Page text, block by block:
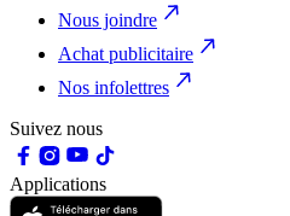
Nous joindre
Achat publicitaire
Nos infolettres
Suivez nous
Applications